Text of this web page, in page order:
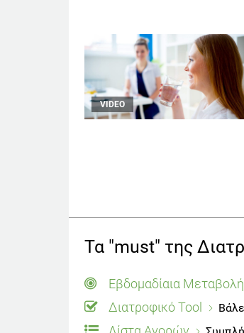
VIDEO
Τα "must" της
Εβδομαδίαια
Διατροφικό Tool